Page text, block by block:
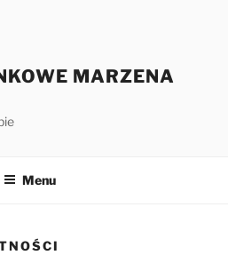
MARZENA
Menu